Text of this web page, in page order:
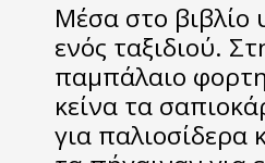
Μέσα στο βιβλίο
ενός ταξιδιού.
παμπάλαιο
κείνα τα
για παλιοσίδερα